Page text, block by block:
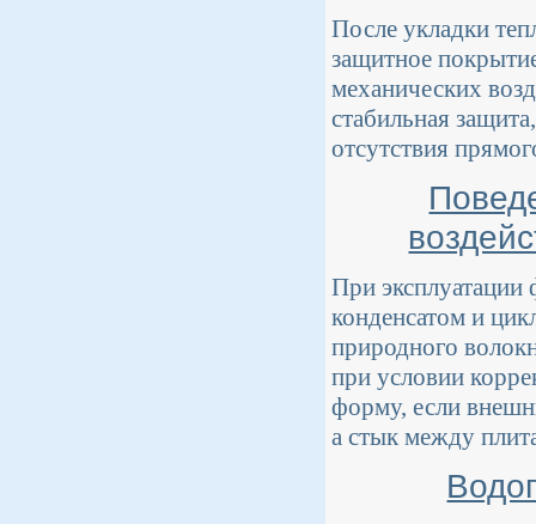
После укладки
защитное
механических
стабильная
отсутствия
При эксплуатации
конденсатом и
природного
при условии
форму, если
а стык между